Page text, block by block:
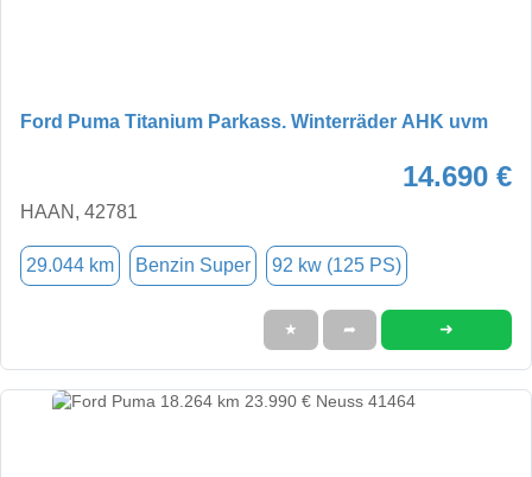
Ford Puma Titanium Parkass. Winterräder AHK uvm
14.690 €
HAAN, 42781
29.044 km Benzin Super 92 kw (125 PS)
★ ➦ ➜